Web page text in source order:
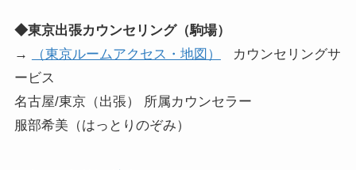
◆東京出張カウンセリング（駒場）
→
（東京ルームアクセス・地図）
カウンセリングサ
ービス
名古屋/東京（出張） 所属カウンセラー
服部希美（はっとりのぞみ）